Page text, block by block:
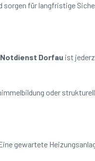
sorgen für langfristige
Dorfau ist
oder
gewartete